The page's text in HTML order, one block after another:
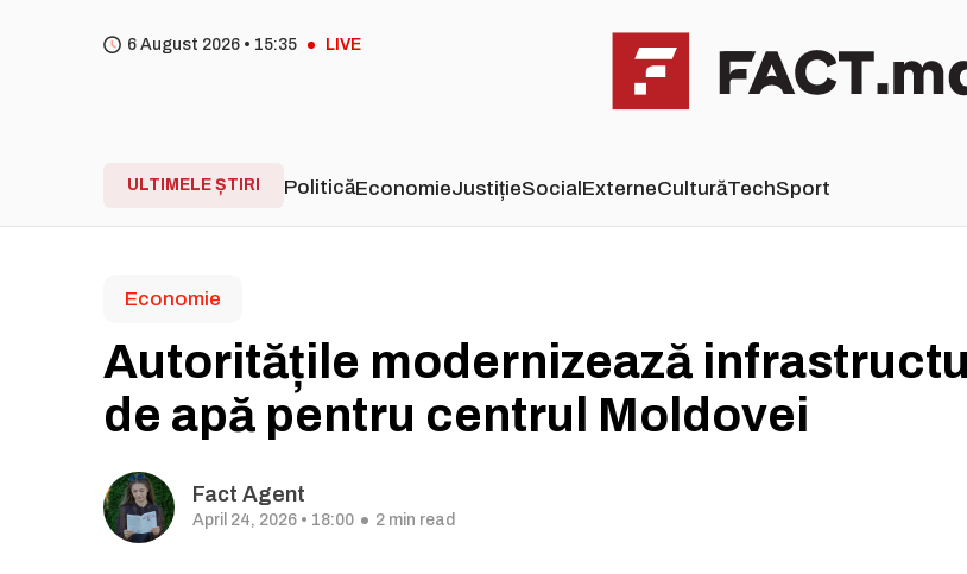
6 August 2026 • 15 35 LIVE
ULTIMELE ȘTIRI PoliticăEconomieJustițieSocialExterneCulturăTechSport
Economie
Autoritățile modernizează
de apă pentru centrul Moldovei
Fact Agent
April 24, 2026 • 18:00 2 min read